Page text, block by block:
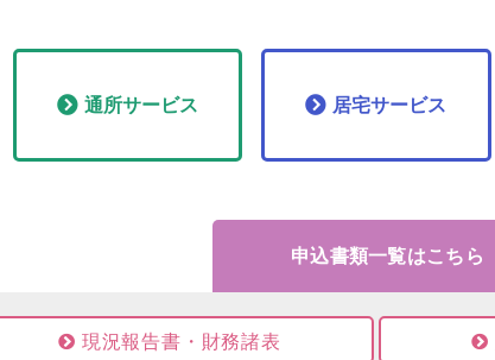
申込書類一覧はこちら
通所サービス 居宅サービス
現況報告書・財務諸表